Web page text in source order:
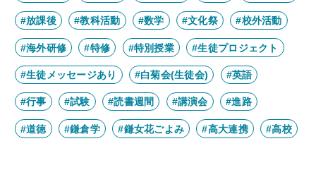
#放課後 #教科活動 #数学 #文化祭 #校外活動
#海外研修 #特修 #特別授業 #生徒プロジェクト
#生徒メッセージあり #白菊会(生徒会) #英語
#行事 #試験 #読書週間 #講演会 #進路
#道徳 #鎌倉学 #鎌女花ごよみ #高大連携 #高校